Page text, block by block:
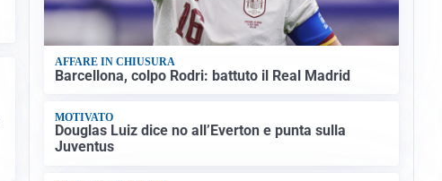
AFFARE IN CHIUSURA
Barcellona, colpo Rodri: battuto il Real Madrid
MOTIVATO
Douglas Luiz dice no all’Everton e punta sulla
Juventus